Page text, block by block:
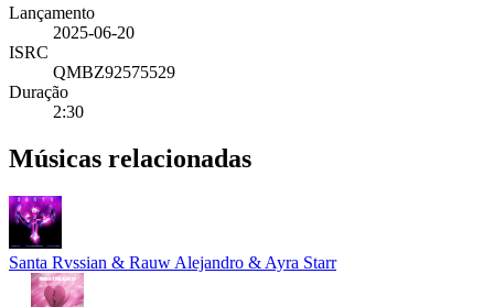
Lançamento
2025-06-20
ISRC
QMBZ92575529
Duração
2:30
Músicas relacionadas
Santa Rvssian & Rauw Alejandro & Ayra Starr